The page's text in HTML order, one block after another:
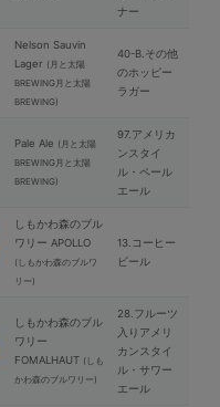
ナー
Nelson Sauvin
Lager (⽉と太陽
BREWING⽉と太陽
BREWING)
40-B.その他
のホッピー
ラガー
Pale Ale (⽉と太陽
BREWING⽉と太陽
BREWING)
97.アメリカ
ンスタイ
ル・ペール
エール
しもかわ森のブル
ワリー APOLLO
(しもかわ森のブルワ
リー)
13.コーヒー
ビール
しもかわ森のブル
ワリー
FOMALHAUT (しも
かわ森のブルワリー)
28.フルーツ
入りアメリ
カンスタイ
ル・サワー
エール